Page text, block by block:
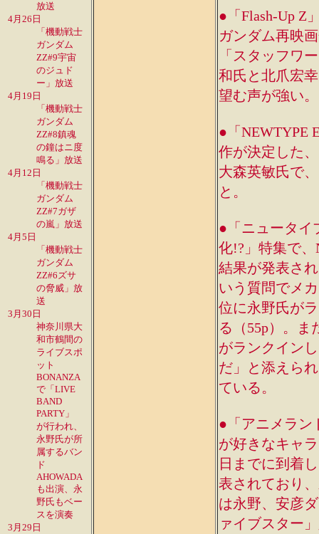
放送
4月26日
「機動戦士
ガンダム
ZZ#9宇宙
のジュド
ー」放送
4月19日
「機動戦士
ガンダム
ZZ#8鎮魂
の鐘はニ度
鳴る」放送
4月12日
「機動戦士
ガンダム
ZZ#7ガザ
の嵐」放送
4月5日
「機動戦士
ガンダム
ZZ#6ズサ
の脅威」放
送
3月30日
神奈川県大
和市鶴間の
ライブスポ
ット
BONANZA
で「LIVE
BAND
PARTY」
が行われ、
永野氏が所
属するバン
ド
AHOWADA
も出演、永
野氏もベー
スを演奏
3月29日
●「Flash-Up Z
ガンダム再映
「スタッフワ
和氏と北爪宏
望む声が強い
●「NEWTYPE
作が決定した
大森英敏氏で
と。
●「ニュータイ
化!?」特集で
結果が発表さ
いう質問でメ
位に永野氏が
る（55p）。ま
がランクイン
だ」と添えら
ている。
●「アニメラン
が好きなキャ
日までに到着
表されており
は永野、安彦
ァイブスター